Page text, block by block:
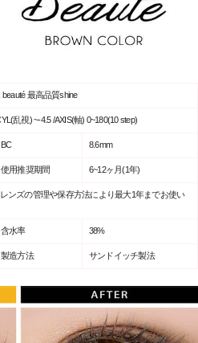
beauté 最高品質shine
乱視) ~-4.5 /AXIS(軸) 0~180(10 step)
BC 8.6mm
使用推奨期間 6~12ヶ月(1年)
ンズの管理や保存方法により最大1年までお使い
含水率 38%
製造方法 サンドイッチ製法